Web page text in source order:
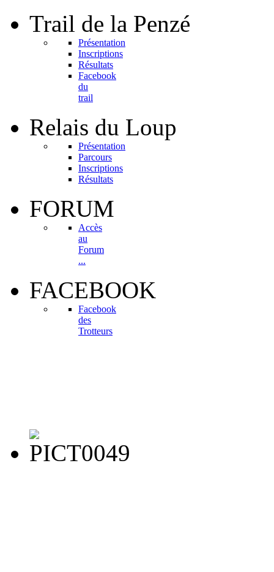
Trail de la Penzé
Présentation
Inscriptions
Résultats
Facebook
du
trail
Relais du Loup
Présentation
Parcours
Inscriptions
Résultats
FORUM
Accès
au
Forum
...
FACEBOOK
Facebook
des
Trotteurs